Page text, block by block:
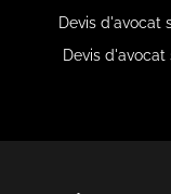
Devis d'avocat
Devis